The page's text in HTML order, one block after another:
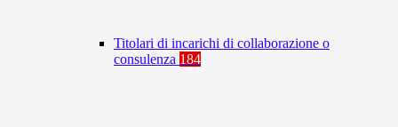
Titolari di incarichi di collaborazione o
consulenza 184